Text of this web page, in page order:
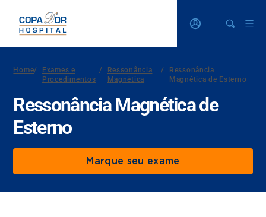
Home/
Exames e
Procedimentos
/
Ressonância
Magnética
/
Ressonância
Magnética de Esterno
Ressonância Magnética de
Esterno
Marque seu exame